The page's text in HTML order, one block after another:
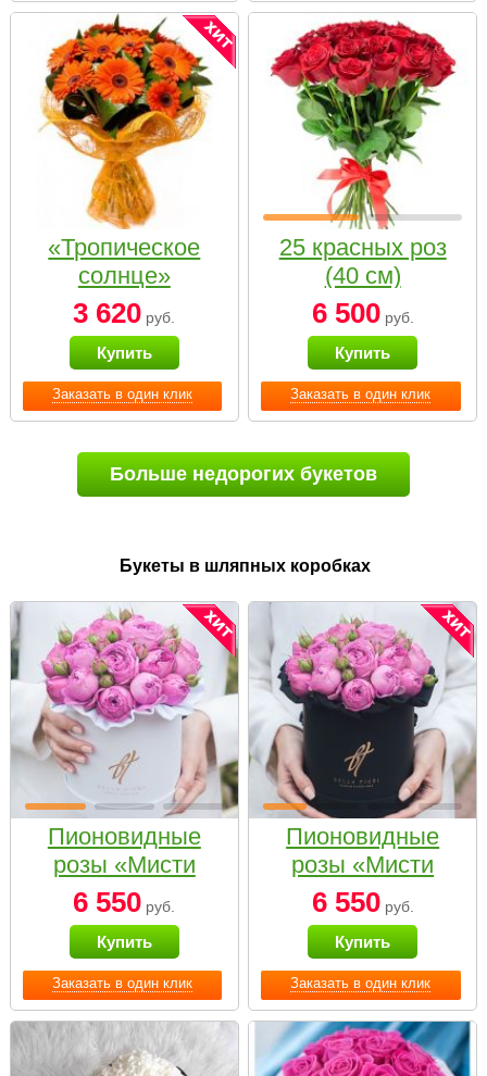
Заказать в один клик
«Тропическое
солнце»
3 620 руб.
Купить
Заказать в один клик
25 красных роз
(40 см)
6 500руб.
Купить
Больше недорогих букетов
Букеты в шляпных коробках
Заказать в один клик
Пионовидные
розы «Мисти
бабблс» в белой
коробке Small
6 550 руб.
Купить
Заказать в один клик
Пионовидные
розы «Мисти
бабблс» в
черной коробке
Small
6 550руб.
Купить